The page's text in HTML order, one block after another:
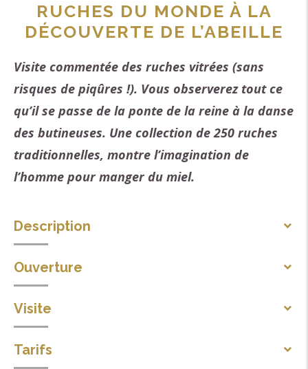
RUCHES DU MONDE À LA
DÉCOUVERTE DE L’ABEILLE
Visite commentée des ruches vitrées (sans
risques de piqûres !). Vous observerez tout ce
qu’il se passe de la ponte de la reine à la danse
des butineuses. Une collection de 250 ruches
traditionnelles, montre l’imagination de
l’homme pour manger du miel.
Description
Elle intéressera aussi bien le néophyte que le
spécialiste ou l'apiculteur, les adultes autant que les
enfants.
A deux pas de l'église de Comps, " Ruches du monde "
vous propose de découvrir l'abeille vivante et les
Ouverture
Toute l'année tous les jours.
De mai à octobre ; possibilité de recevoir les groupes
(adultes et scolaires) sur rdv.
Visite
Visites individuelles libres en permanence
Tarifs